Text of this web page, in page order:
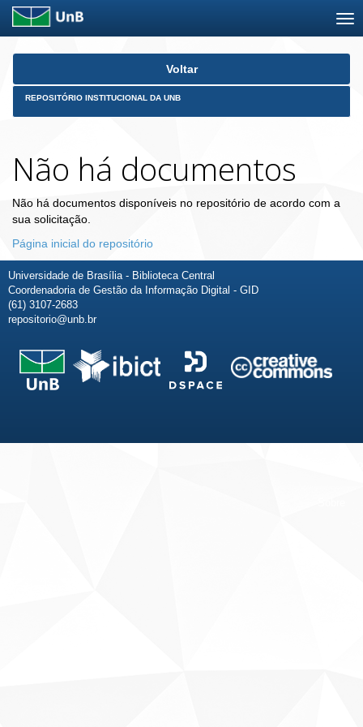
Skip
Voltar
REPOSITÓRIO INSTITUCIONAL DA UNB
Não há documentos
Não há documentos disponíveis no repositório de acordo com a
sua solicitação.
Página inicial do repositório
Universidade de Brasília - Biblioteca Central
Coordenadoria de Gestão da Informação Digital - GID
(61) 3107-2683
repositorio@unb.br